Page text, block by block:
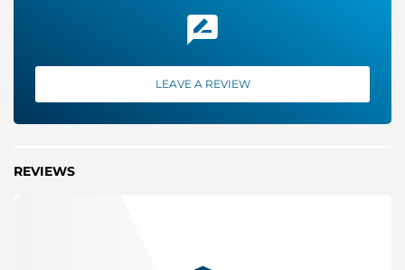
LEAVE A REVIEW
REVIEWS